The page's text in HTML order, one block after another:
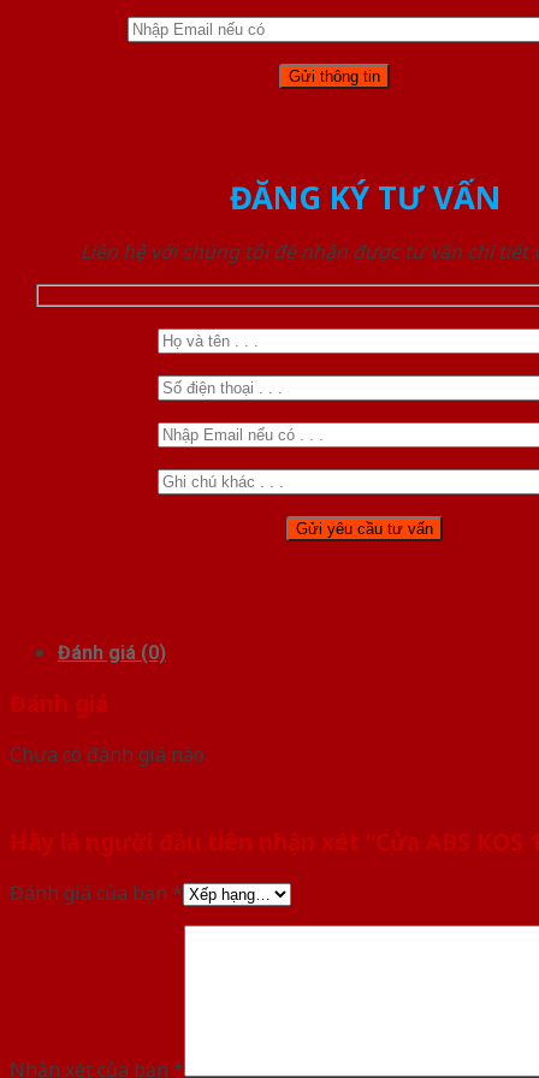
ĐĂNG KÝ TƯ VẤN
Liên hệ với chúng tôi để nhận được tư vấn chi tiết
Đánh giá (0)
Đánh giá
Chưa có đánh giá nào.
Hãy là người đầu tiên nhận xét “Cửa ABS KOS
Đánh giá của bạn *
Nhận xét của bạn *